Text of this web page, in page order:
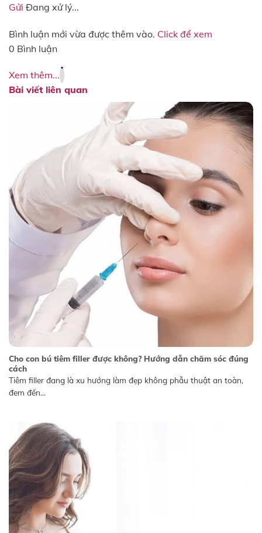
Gửi Đang xử lý...
Bình luận mới vừa được thêm vào. Click để xem
0 Bình luận
Xem thêm...
Bài viết liên quan
Cho con bú tiêm filler được không? Hướng dẫn chăm sóc đúng
cách
Tiêm filler đang là xu hướng làm đẹp không phẫu thuật an toàn,
đem đến...